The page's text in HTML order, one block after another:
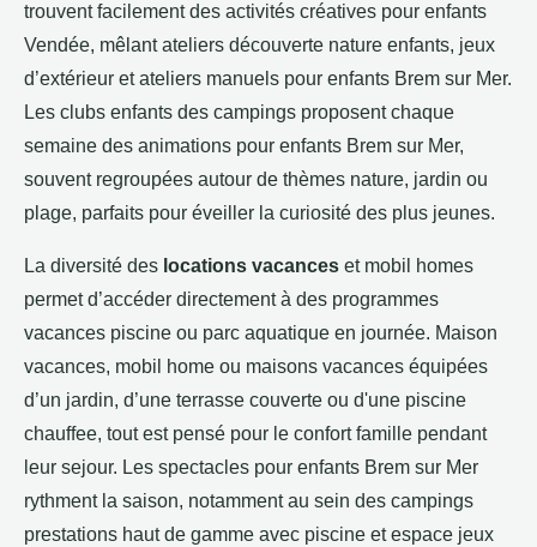
trouvent facilement des activités créatives pour enfants
Vendée, mêlant ateliers découverte nature enfants, jeux
d’extérieur et ateliers manuels pour enfants Brem sur Mer.
Les clubs enfants des campings proposent chaque
semaine des animations pour enfants Brem sur Mer,
souvent regroupées autour de thèmes nature, jardin ou
plage, parfaits pour éveiller la curiosité des plus jeunes.
La diversité des locations vacances et mobil homes
permet d’accéder directement à des programmes
vacances piscine ou parc aquatique en journée. Maison
vacances, mobil home ou maisons vacances équipées
d’un jardin, d’une terrasse couverte ou d'une piscine
chauffee, tout est pensé pour le confort famille pendant
leur sejour. Les spectacles pour enfants Brem sur Mer
rythment la saison, notamment au sein des campings
prestations haut de gamme avec piscine et espace jeux